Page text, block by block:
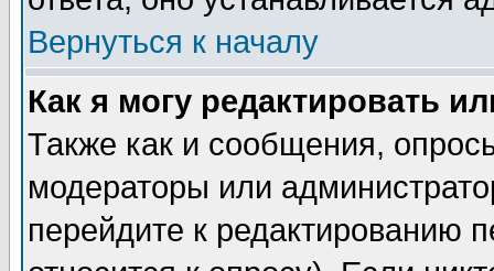
Вернуться к началу
Как я могу редактировать
Также как и сообщения,
модераторы или
перейдите к редактированию